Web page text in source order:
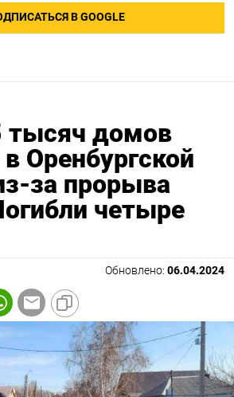
В GOOGLE
тысяч домов
Оренбургской
за прорыва
четыре
Обновлено: 06.04.2024